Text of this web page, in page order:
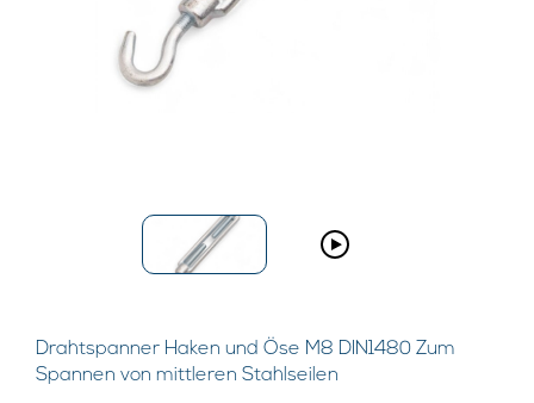
Drahtspanner Haken und Öse M8 DIN1480 Zum
Spannen von mittleren Stahlseilen